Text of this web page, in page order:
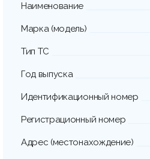
Наименование
Марка (модель)
Тип ТС
Год выпуска
Идентификационный номер
Регистрационный номер
Адрес (местонахождение)